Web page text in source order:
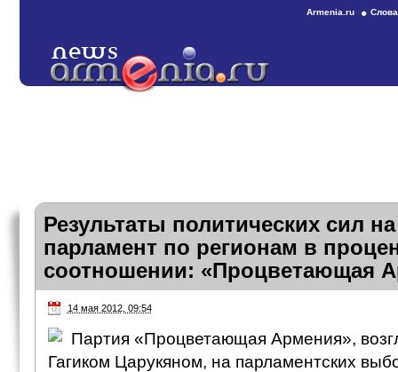
Armenia.ru
Результаты политических сил
парламент по регионам в
соотношении: «Процветающая
14 мая 2012, 09:54
Партия «Процветающая Армения»,
Гагиком Царукяном, на парламентских